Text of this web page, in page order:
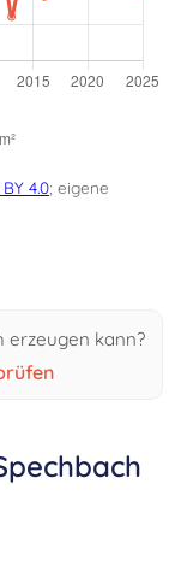
4.0; eigene
erzeugen kann?